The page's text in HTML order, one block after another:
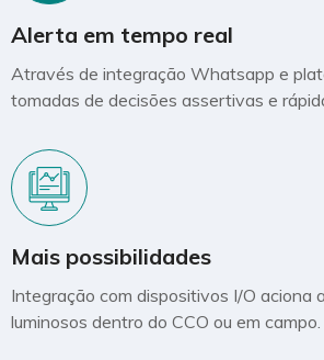
Alerta em tempo real
Através de integração Whatsapp e
tomadas de decisões assertivas e
Mais possibilidades
Integração com dispositivos I/O aciona
luminosos dentro do CCO ou em campo.